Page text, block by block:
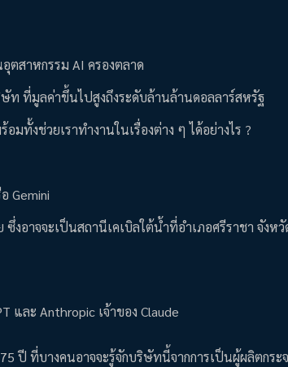
ตสาหกรรม AI ครองตลาด
ท ที่มูลค่าขึ้นไปสูงถึงระดับล้านล้านดอลลาร์สหรัฐ
ทั้งช่วยเราทำงานในเรื่องต่าง ๆ ได้อย่างไร ?
Gemini
อาจจะเป็นสถานีเคเบิลใต้น้ำที่อำเภอศรีราชา จังห
และ Anthropic เจ้าของ Claude
ปี ที่บางคนอาจจะรู้จักบริษัทนี้จากการเป็นผู้ผลิตกระ